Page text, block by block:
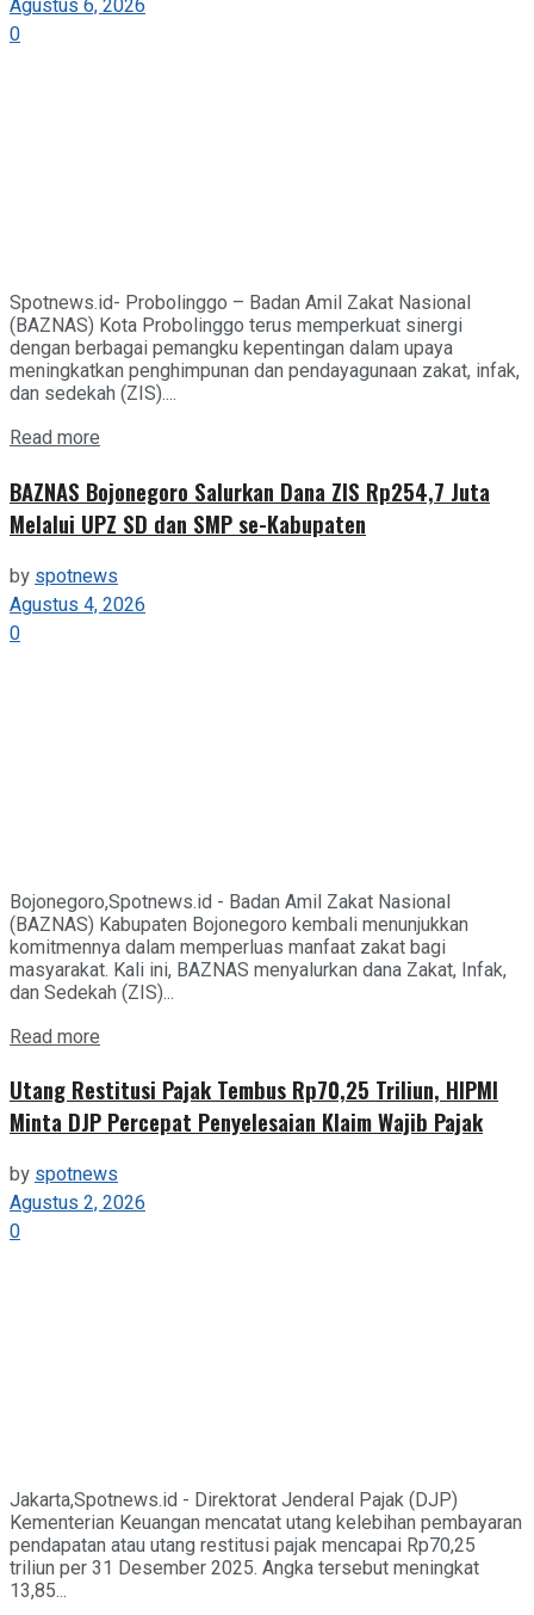
Agustus 6, 2026
0
Spotnews.id- Probolinggo – Badan Amil Zakat Nasional
(BAZNAS) Kota Probolinggo terus memperkuat sinergi
dengan berbagai pemangku kepentingan dalam upaya
meningkatkan penghimpunan dan pendayagunaan zakat, infak,
dan sedekah (ZIS)....
Read more
BAZNAS Bojonegoro Salurkan Dana ZIS Rp254,7 Juta
Melalui UPZ SD dan SMP se-Kabupaten
by spotnews
Agustus 4, 2026
0
Bojonegoro,Spotnews.id - Badan Amil Zakat Nasional
(BAZNAS) Kabupaten Bojonegoro kembali menunjukkan
komitmennya dalam memperluas manfaat zakat bagi
masyarakat. Kali ini, BAZNAS menyalurkan dana Zakat, Infak,
dan Sedekah (ZIS)...
Read more
Utang Restitusi Pajak Tembus Rp70,25 Triliun, HIPMI
Minta DJP Percepat Penyelesaian Klaim Wajib Pajak
byspotnews
Agustus 2, 2026
0
Jakarta,Spotnews.id - Direktorat Jenderal Pajak (DJP)
Kementerian Keuangan mencatat utang kelebihan pembayaran
pendapatan atau utang restitusi pajak mencapai Rp70,25
triliun per 31 Desember 2025. Angka tersebut meningkat
13,85...